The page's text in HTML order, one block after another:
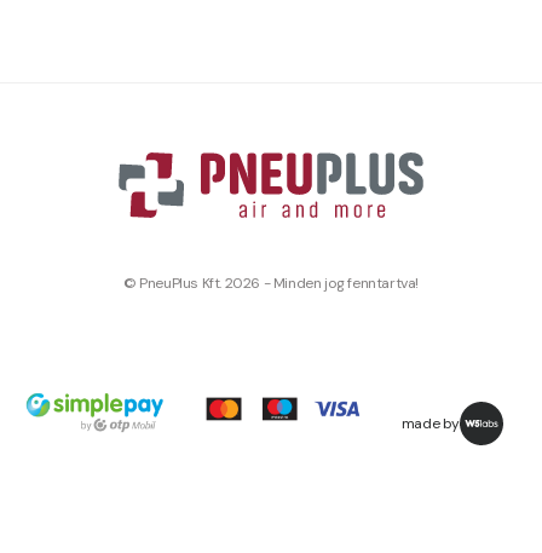
© PneuPlus Kft. 2026 - Minden jog fenntartva!
made by